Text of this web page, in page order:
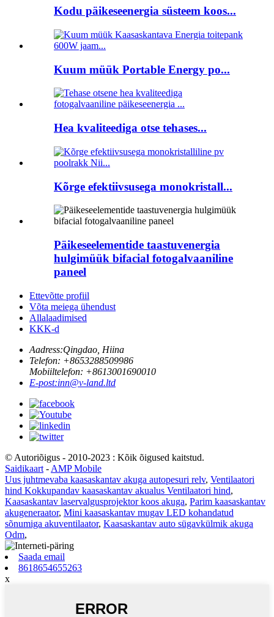
Kodu päikeseenergia süsteem koos...
Kuum müük Portable Energy po...
Hea kvaliteediga otse tehases...
Kõrge efektiivsusega monokristall...
Päikeseelementide taastuvenergia
hulgimüük bifacial fotogalvaaniline
paneel
Ettevõtte profiil
Võta meiega ühendust
Allalaadimised
KKK-d
Aadress:Qingdao, Hiina
Telefon: +8653288509986
Mobiiltelefon: +8613001690010
E-post:inn@v-land.ltd
© Autoriõigus - 2010-2023 : Kõik õigused kaitstud.
Saidikaart - AMP Mobile
Uus juhtmevaba kaasaskantav akuga autopesuri relv, Ventilaatori
hind Kokkupandav kaasaskantav akualus Ventilaatori hind,
Kaasaskantav laservalgusprojektor koos akuga, Parim kaasaskantav
akugeneraator, Mini kaasaskantav mugav LED kohandatud
sõnumiga akuventilaator, Kaasaskantav auto sügavkülmik akuga
Odm,
Saada email
8618654655263
x